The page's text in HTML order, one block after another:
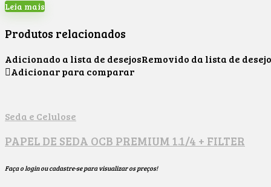
Leia mais
Produtos relacionados
Adicionado a lista de desejosRemovido da lista de
Adicionar para comparar
Seda e Celulose
PAPEL DE SEDA OCB PREMIUM 1.1/4 + FILTER
Faça o login ou cadastre-se para visualizar os preços!